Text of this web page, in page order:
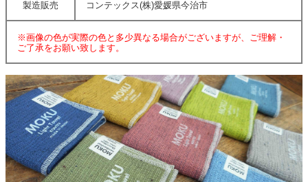
製造販売 コンテックス(株)愛媛県今治市
※画像の色が実際の色と多少異なる場合がございますが、ご理解・
ご了承をお願い致します。